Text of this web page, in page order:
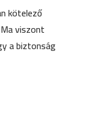
kötelező
viszont
a biztonság